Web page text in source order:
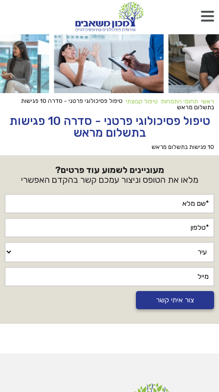
ראשי תחומי התמחות טיפול קבוצתי
טיפול פסיכולוגי פרטני - סדרה 10 פגישות
בתשלום מראש
טיפול פסיכולוגי פרטני - סדרה 10 פגישות
בתשלום מראש
10 פגישות בתשלום מראש
מעוניינים לשמוע עוד פרטים?
מלאו את הטופס וניצור עמכם קשר בהקדם האפשרי
צור איתי קשר